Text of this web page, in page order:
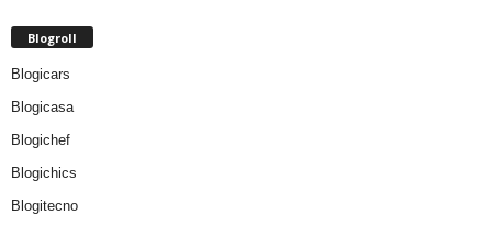
Blogroll
Blogicars
Blogicasa
Blogichef
Blogichics
Blogitecno